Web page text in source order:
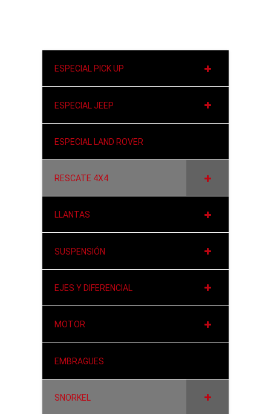
ESPECIAL PICK UP
ESPECIAL JEEP
ESPECIAL LAND ROVER
RESCATE 4X4
LLANTAS
SUSPENSIÓN
EJES Y DIFERENCIAL
MOTOR
EMBRAGUES
SNORKEL